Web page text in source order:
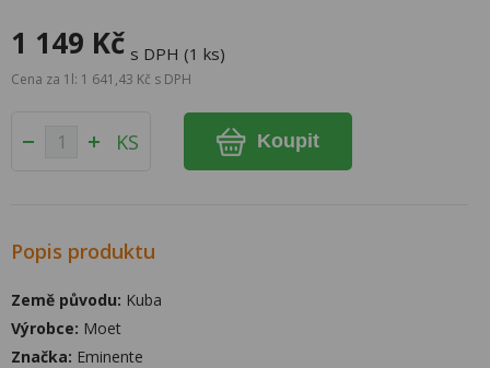
1 149 Kč s DPH (1 ks)
Cena za 1l: 1 641,43 Kč s DPH
KS Koupit
Popis produktu
Země původu: Kuba
Výrobce: Moet
Značka: Eminente